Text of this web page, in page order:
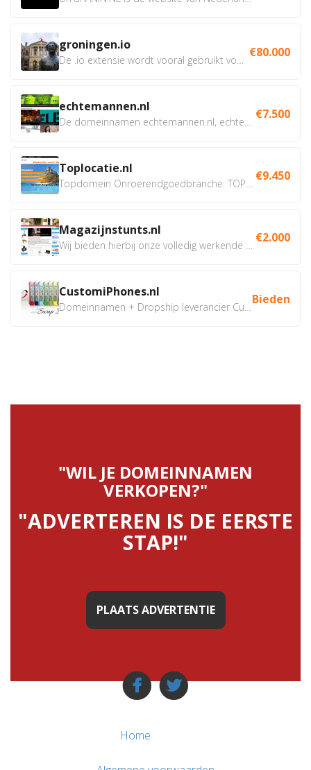
groningen.io €80.000
echtemannen.nl €7.500
Toplocatie.nl €9.450
Magazijnstunts.nl €2.000
CustomiPhones.nl Bieden
"WIL JE DOMEINNAMEN
VERKOPEN?"
"ADVERTEREN IS DE EERSTE
STAP!"
PLAATS ADVERTENTIE
Home